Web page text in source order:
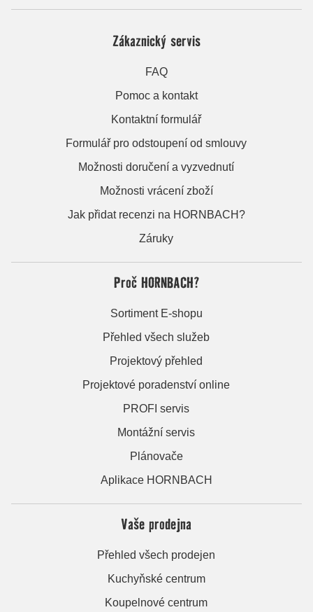
Zákaznický servis
FAQ
Pomoc a kontakt
Kontaktní formulář
Formulář pro odstoupení od smlouvy
Možnosti doručení a vyzvednutí
Možnosti vrácení zboží
Jak přidat recenzi na HORNBACH?
Záruky
Proč HORNBACH?
Sortiment E-shopu
Přehled všech služeb
Projektový přehled
Projektové poradenství online
PROFI servis
Montážní servis
Plánovače
Aplikace HORNBACH
Vaše prodejna
Přehled všech prodejen
Kuchyňské centrum
Koupelnové centrum